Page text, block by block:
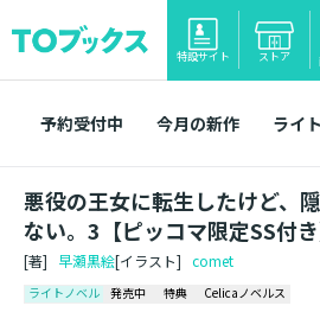
特設サイト ストア
予約受付中 今月の新作 ライ
悪役の王女に転生したけど、
ない。3【ピッコマ限定SS付き
[著] 早瀬黒絵[イラスト] comet
ライトノベル 発売中 特典 Celicaノベルス